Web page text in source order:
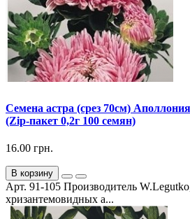
Семена астра (срез 70см)
(Zip-пакет 0,2г 100 семян)
16.00 грн.
В корзину
Арт. 91-105 Производитель
хризантемовидных а...